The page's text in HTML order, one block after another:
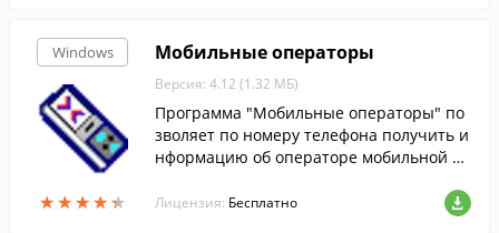
Windows
★★★★★
★★★★★
Мобильные операторы
Версия: 4.12 (1.32 МБ)
Программа "Мобильные операторы" по
зволяет по номеру телефона получить и
нформацию об операторе мобильной св
и на официальный сайт Оператора или
на страницу Оператора для бесплатной
Лицензия: Бесплатно